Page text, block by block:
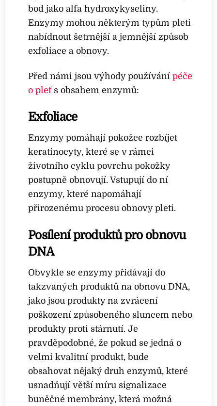
bod jako alfa hydroxykyseliny.
Enzymy mohou některým typům pleti
nabídnout šetrnější a jemnější způsob
exfoliace a obnovy.
Před námi jsou výhody používánípéče
o pleťs obsahem enzymů:
Exfoliace
Enzymy pomáhají pokožce rozbíjet
keratinocyty, které se v rámci
životního cyklu povrchu pokožky
postupně obnovují. Vstupují do ní
enzymy, které napomáhají
přirozenému procesu obnovy pleti.
Posílení produktů pro obnovu
DNA
Obvykle se enzymy přidávají do
takzvaných produktů na obnovu DNA,
jako jsou produkty na zvrácení
poškození způsobeného sluncem nebo
produkty proti stárnutí. Je
pravděpodobné, že pokud se jedná o
velmi kvalitní produkt, bude
obsahovat nějaký druh enzymů, které
usnadňují větší míru signalizace
buněčné membrány, která možná